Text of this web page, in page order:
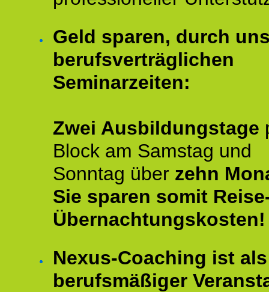
Geld sparen, durch
berufsverträglichen
Seminarzeiten:
Zwei Ausbildungstage
Block am Samstag und
Sonntag über zehn
Sie sparen somit
Übernachtungskosten!
Nexus-Coaching ist als
berufsmäßiger